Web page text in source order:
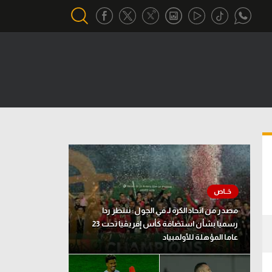
تحقيق في الجول
تقرير في الجول
تحليل في الجول
حكايات في الجول
كويز في الجول
فيديو في الجول
مصدر من اتحاد الكرة لـ في الجول: ننتظر ردا
رسميا بشأن استضافة كأس إفريقيا تحت 23
عاما المؤهلة للأولمبياد